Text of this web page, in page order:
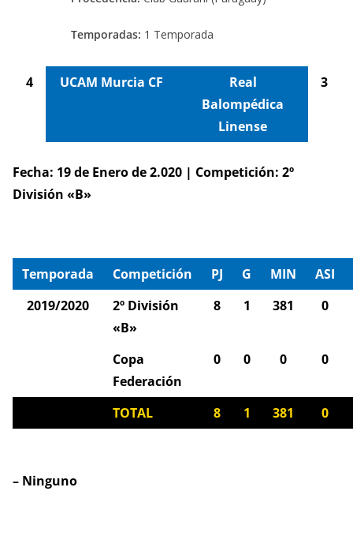
Temporadas: 1 Temporada
4 UCAM Murcia CF
Real
Balompédica
Linense
3
Fecha: 19 de Enero de 2.020 | Competición: 2º
División «B»
Temporada Competición PJ G MIN
ASI
2019/2020
2º División
«B»
8 1 381 0
Copa
Federación
0 0 0 0
TOTAL 8 1 381 0
– Ninguno